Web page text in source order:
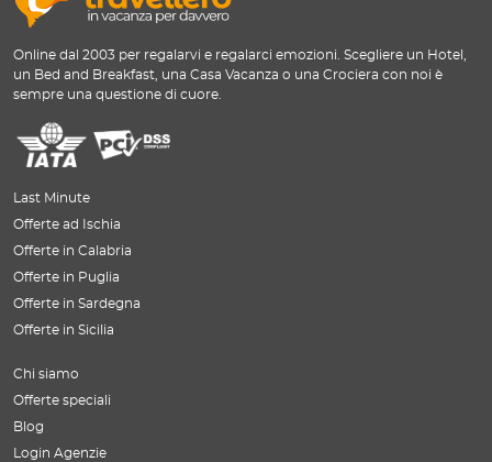
Online dal 2003 per regalarvi e regalarci emozioni. Scegliere un Hotel,
un Bed and Breakfast, una Casa Vacanza o una Crociera con noi è
sempre una questione di cuore.
Last Minute
Offerte ad Ischia
Offerte in Calabria
Offerte in Puglia
Offerte in Sardegna
Offerte in Sicilia
Chi siamo
Offerte speciali
Blog
Login Agenzie